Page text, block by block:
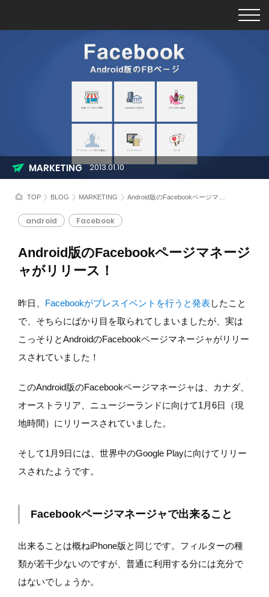
TOP BLOG MARKETING Android版のFacebookページマネージャがリリース！
Android版のFacebookページマネージ
ャがリリース！
android Facebook
MARKETING 2013.01.10
昨日、 Facebookがプレスイベントを行うと発表したこと
で、そちらにばかり目を取られてしまいましたが、実は
こっそりとAndroidのFacebookページマネージャがリリー
スされていました！
このAndroid版のFacebookページマネージャは、カナダ、
オーストラリア、ニュージーランドに向けて1月6日（現
地時間）にリリースされていました。
そして1月9日には、世界中のGoogle Playに向けてリリー
スされたようです。
Facebookページマネージャで出来ること
出来ることは概ねiPhone版と同じです。フィルターの種
類が若干少ないのですが、普通に利用する分には充分で
はないでしょうか。